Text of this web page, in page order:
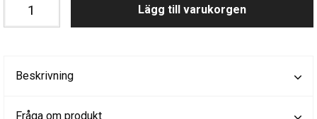
Lägg till varukorgen
Beskrivning
Fråga om produkt